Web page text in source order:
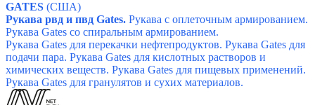
GATES (США)
Рукава рвд и пвд Gates. Рукава с оплеточным армированием.
Рукава Gates со спиральным армированием.
Рукава Gates для перекачки нефтепродуктов. Рукава Gates для
подачи пара. Рукава Gates для кислотных растворов и
химических веществ. Рукава Gates для пищевых применений.
Рукава Gates для гранулятов и сухих материалов.